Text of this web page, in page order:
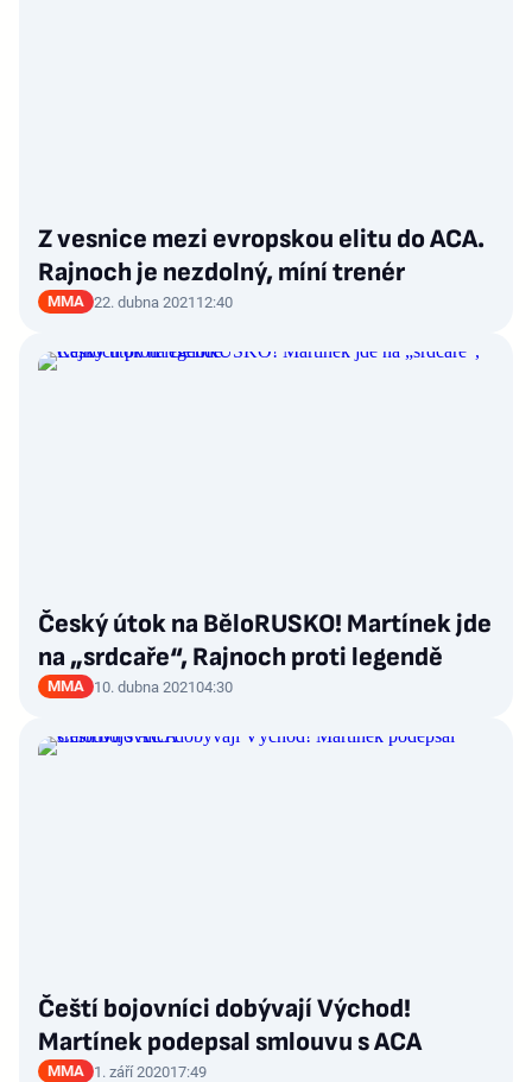
Z vesnice mezi evropskou elitu do ACA.
Rajnoch je nezdolný, míní trenér
MMA 22. dubna 2021 12:40
Český útok na BěloRUSKO! Martínek jde
na „srdcaře“, Rajnoch proti legendě
MMA 10. dubna 202104:30
Čeští bojovníci dobývají Východ!
Martínek podepsal smlouvu s ACA
MMA 1. září 202017:49